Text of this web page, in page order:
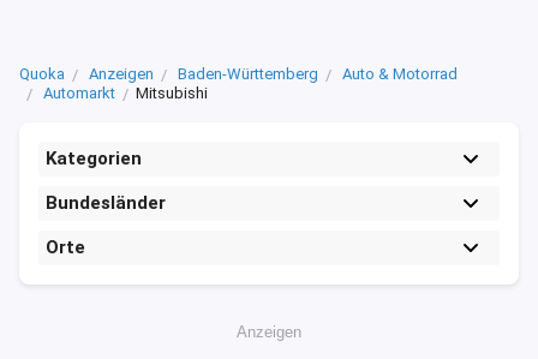
Quoka Anzeigen Baden-Württemberg
Auto & Motorrad
Automarkt
Mitsubishi
Kategorien
Bundesländer
Orte
Anzeigen